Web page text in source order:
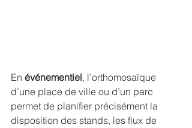
En événementiel, l’orthomosaïque
d’une place de ville ou d’un parc
permet de planifier précisément la
disposition des stands, les flux de